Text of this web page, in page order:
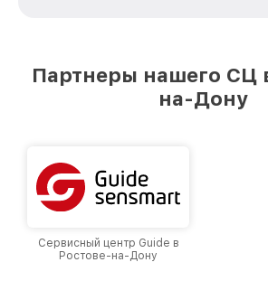
лучшим сервисным центром
Ростове-на-Дону, постоянно
Партнеры нашего СЦ
на-Дону
Сервисный центр Guide в
Ростове-на-Дону